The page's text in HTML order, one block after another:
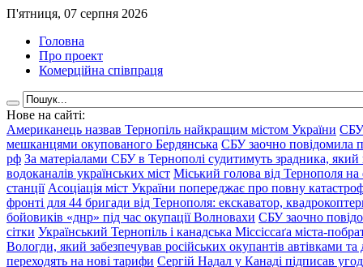
П'ятниця, 07 серпня 2026
Головна
Про проект
Комерційна співпраця
Нове на сайті:
Американець назвав Тернопіль найкращим містом України СБУ
мешканцями окупованого Бердянська СБУ заочно повідомила
рф За матеріалами СБУ в Тернополі судитимуть зрадника, який
водоканалів українських міст Міський голова від Тернополя
станції Асоціація міст України попереджає про повну
фронті для 44 бригади від Тернополя: екскаватор,
бойовиків «днр» під час окупації Волновахи СБУ заочно
сітки Український Тернопіль і канадська Міссіссаґа міста-
Вологди, який забезпечував російських окупантів автівками
переходять на нові тарифи Сергій Надал у Канаді підписав